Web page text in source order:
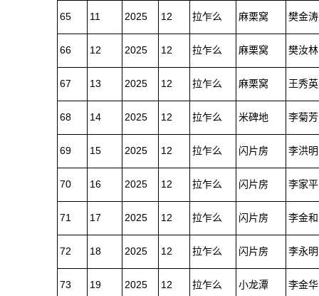
65 11 2025 12 拉乍么 麻栗窝 樊金涛
66 12 2025 12 拉乍么 麻栗窝 樊汝林
67 13 2025 12 拉乍么 麻栗窝 王秀英
68 14 2025 12 拉乍么 米碑地 李菊芳
69 15 2025 12 拉乍么 闪片房 李洪明
70 16 2025 12 拉乍么 闪片房 李家平
71 17 2025 12 拉乍么 闪片房 李金和
72 18 2025 12 拉乍么 闪片房 李永明
73 19 2025 12 拉乍么 小龙潭 李金华